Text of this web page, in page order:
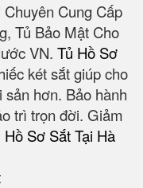
Cung Cấp
Tủ Bảo Mật Cho
VN. Tủ Hồ Sơ
két sắt giúp cho
hơn. Bảo hành
trì trọn đời. Giảm
Hồ Sơ Sắt Tại Hà